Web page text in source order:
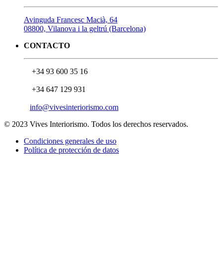
Avinguda Francesc Macià, 64
08800, Vilanova i la geltrú (Barcelona)
CONTACTO
+34 93 600 35 16
+34 647 129 931
info@vivesinteriorismo.com
© 2023 Vives Interiorismo. Todos los derechos reservados.
Condiciones generales de uso
Política de protección de datos